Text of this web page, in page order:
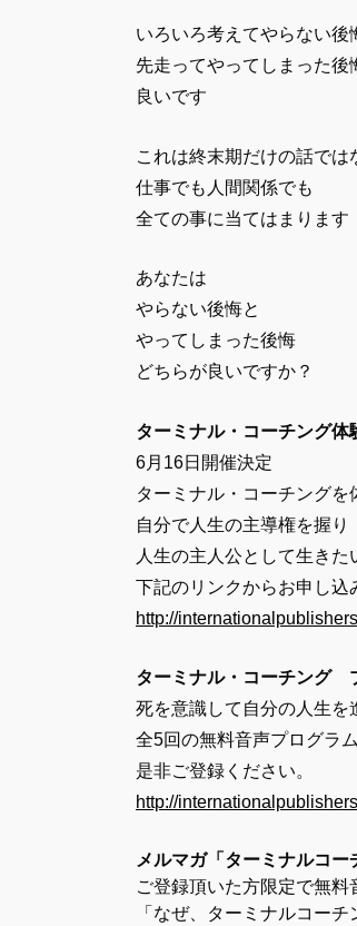
いろいろ考えてやらない後
先走ってやってしまった後
良いです
これは終末期だけの話では
仕事でも人間関係でも
全ての事に当てはまります
あなたは
やらない後悔と
やってしまった後悔
どちらが良いですか？
ターミナル・コーチング体
6月16日開催決定
ターミナル・コーチングを
自分で人生の主導権を握り
人生の主人公として生きた
下記のリンクからお申し込
http://
ターミナル・コーチング
死を意識して自分の人生を
全5回の無料音声プログラ
是非ご登録ください。
http://
メルマガ「ターミナルコー
ご登録頂いた方限定で無料
「なぜ、ターミナルコー